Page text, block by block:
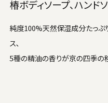
椿ボディソープ、ハンド
純度100%天然保湿成分たっぷ
ス、
5種の精油の香りが京の四季の